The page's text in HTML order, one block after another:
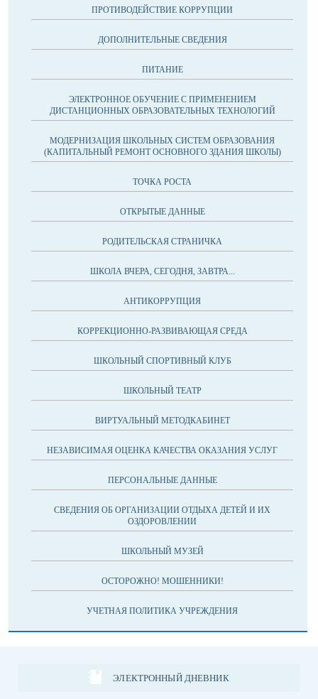
ПРОТИВОДЕЙСТВИЕ КОРРУПЦИИ
ДОПОЛНИТЕЛЬНЫЕ СВЕДЕНИЯ
ПИТАНИЕ
ЭЛЕКТРОННОЕ ОБУЧЕНИЕ С ПРИМЕНЕНИЕМ
ДИСТАНЦИОННЫХ ОБРАЗОВАТЕЛЬНЫХ ТЕХНОЛОГИЙ
МОДЕРНИЗАЦИЯ ШКОЛЬНЫХ СИСТЕМ ОБРАЗОВАНИЯ
(КАПИТАЛЬНЫЙ РЕМОНТ ОСНОВНОГО ЗДАНИЯ ШКОЛЫ)
ТОЧКА РОСТА
ОТКРЫТЫЕ ДАННЫЕ
РОДИТЕЛЬСКАЯ СТРАНИЧКА
ШКОЛА ВЧЕРА, СЕГОДНЯ, ЗАВТРА...
АНТИКОРРУПЦИЯ
КОРРЕКЦИОННО-РАЗВИВАЮЩАЯ СРЕДА
ШКОЛЬНЫЙ СПОРТИВНЫЙ КЛУБ
ШКОЛЬНЫЙ ТЕАТР
ВИРТУАЛЬНЫЙ МЕТОДКАБИНЕТ
НЕЗАВИСИМАЯ ОЦЕНКА КАЧЕСТВА ОКАЗАНИЯ УСЛУГ
ПЕРСОНАЛЬНЫЕ ДАННЫЕ
СВЕДЕНИЯ ОБ ОРГАНИЗАЦИИ ОТДЫХА ДЕТЕЙ И ИХ
ОЗДОРОВЛЕНИИ
ШКОЛЬНЫЙ МУЗЕЙ
ОСТОРОЖНО! МОШЕННИКИ!
УЧЕТНАЯ ПОЛИТИКА УЧРЕЖДЕНИЯ
ЭЛЕКТРОННЫЙ ДНЕВНИК